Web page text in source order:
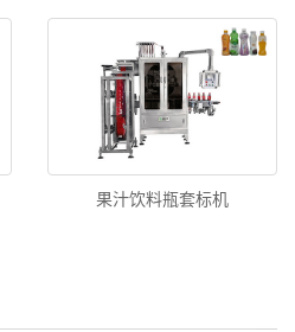
果汁饮料瓶套标机